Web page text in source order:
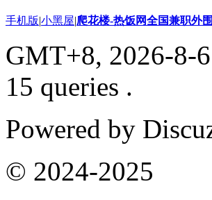
手机版|小黑屋|爬花楼-热饭网全国兼职外
GMT+8, 2026-8-
15 queries .
Powered by
© 2024-2025